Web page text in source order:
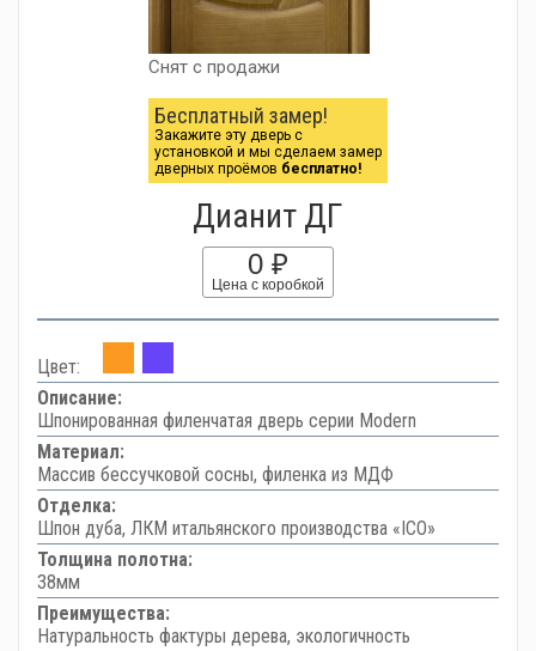
Снят с продажи
Бесплатный замер!
Закажите эту дверь с
установкой и мы сделаем замер
дверных проёмов бесплатно!
Дианит ДГ
0 ₽
Цена с коробкой
Цвет:
Описание:
Шпонированная филенчатая дверь серии Modern
Материал:
Массив бессучковой сосны, филенка из МДФ
Отделка:
Шпон дуба, ЛКМ итальянского производства «ICO»
Толщина полотна:
38мм
Преимущества:
Натуральность фактуры дерева, экологичность